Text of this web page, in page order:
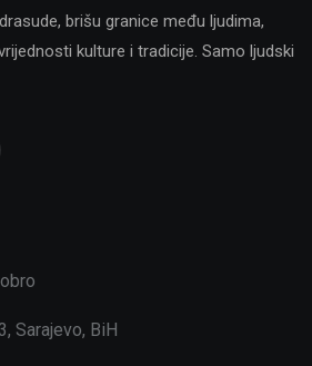
brišu granice među ljudima,
kulture i tradicije. Samo ljudski
Sarajevo, BiH